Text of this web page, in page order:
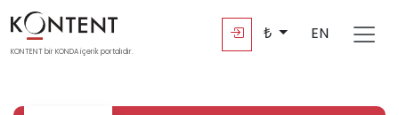
KONTENT bir KONDA içerik portalıdır.
₺ EN